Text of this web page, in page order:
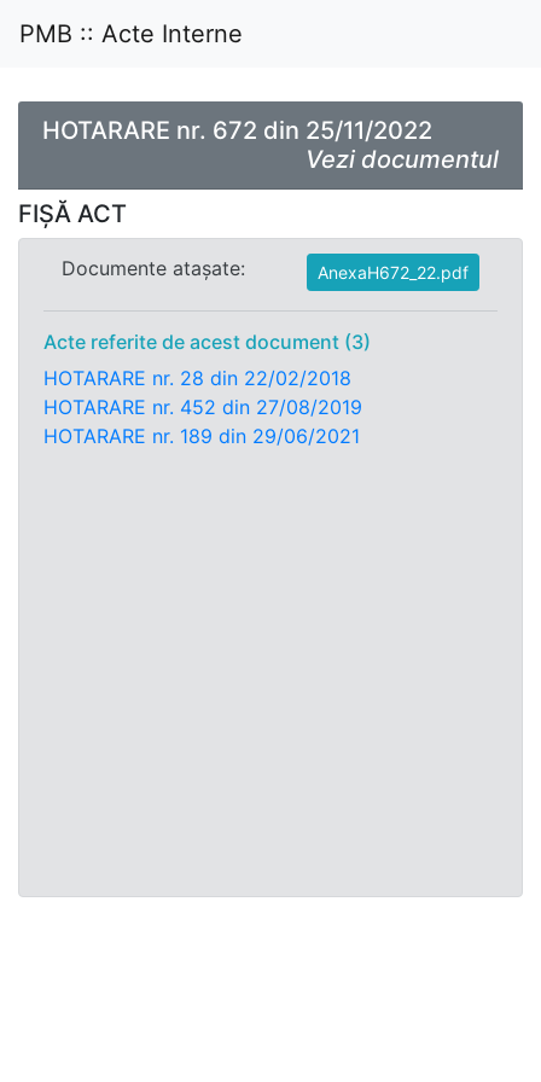
PMB :: Acte Interne
HOTARARE nr. 672 din 25/11/2022
Vezi documentul
FIȘĂ ACT
Documente atașate: AnexaH672_22.pdf
Acte referite de acest document (3)
HOTARARE nr. 28 din 22/02/2018
HOTARARE nr. 452 din 27/08/2019
HOTARARE nr. 189 din 29/06/2021